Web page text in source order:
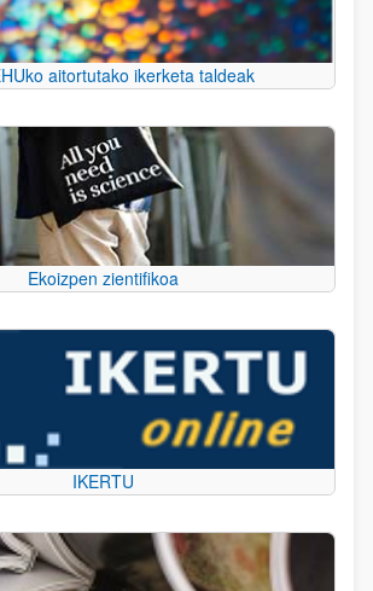
aitortutako ikerketa taldeak
Ekoizpen zientifikoa
IKERTU